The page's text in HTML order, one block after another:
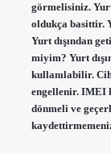
görmelisiniz.
oldukça basittir.
Yurt dışından
miyim? Yurt
kullanılabilir.
engellenir. IMEI
dönmeli ve